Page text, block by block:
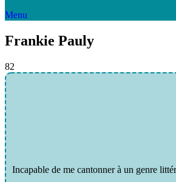
Menu
Frankie Pauly
82
Incapable de me cantonner à un genre